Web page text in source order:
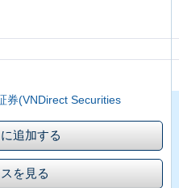
券(VNDirect Securities
追加する
を見る